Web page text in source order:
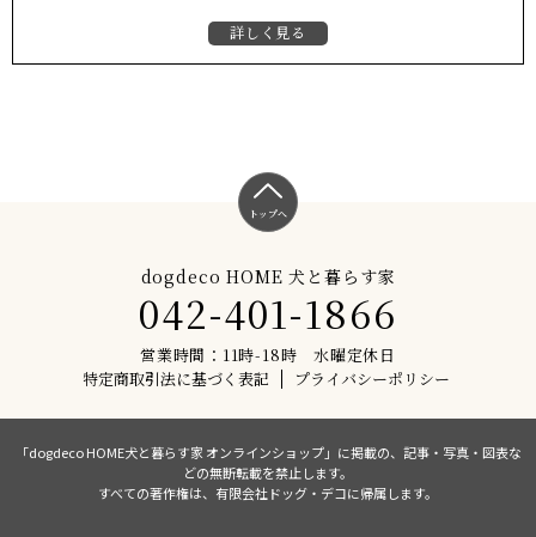
詳しく見る
トップへ
dogdeco HOME 犬と暮らす家
042-401-1866
営業時間：11時-18時 水曜定休日
特定商取引法に基づく表記
プライバシーポリシー
「dogdeco HOME犬と暮らす家 オンラインショップ」に掲載の、記事・写真・図表な
どの無断転載を禁止します。
すべての著作権は、有限会社ドッグ・デコに帰属します。